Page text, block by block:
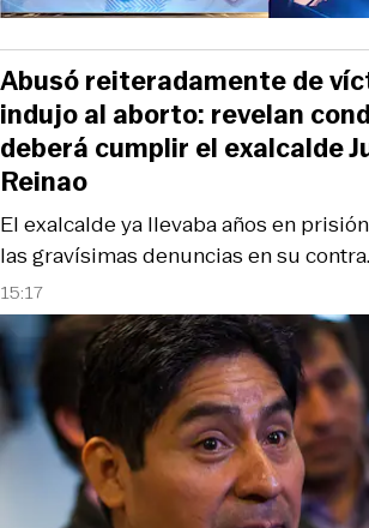
15:17
El exalcalde ya llevaba años en
las gravísimas denuncias en su contra.
Abusó reiteradamente de
indujo al aborto: revelan
deberá cumplir el exalcalde
Reinao